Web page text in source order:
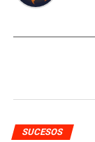
SUCESOS